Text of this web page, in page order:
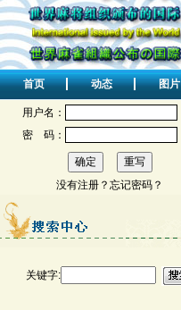
首页 动态 图片
用户名：
密 码：
没有注册？ 忘记密码？
关键字: